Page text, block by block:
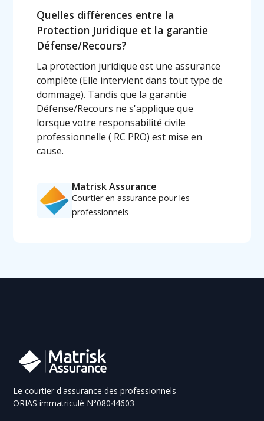
Quelles différences entre la
Protection Juridique et la garantie
Défense/Recours?
La protection juridique est une assurance
complète (Elle intervient dans tout type de
dommage). Tandis que la garantie
Défense/Recours ne s'applique que
lorsque votre responsabilité civile
professionnelle ( RC PRO) est mise en
cause.
Matrisk Assurance
Courtier en assurance pour les
professionnels
Le courtier d'assurance des professionnels
ORIAS immatriculé N°08044603